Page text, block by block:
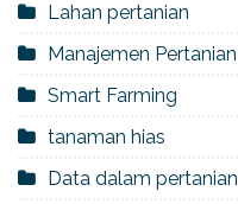
Lahan pertanian
Manajemen Pertanian
Smart Farming
tanaman hias
Data dalam pertanian